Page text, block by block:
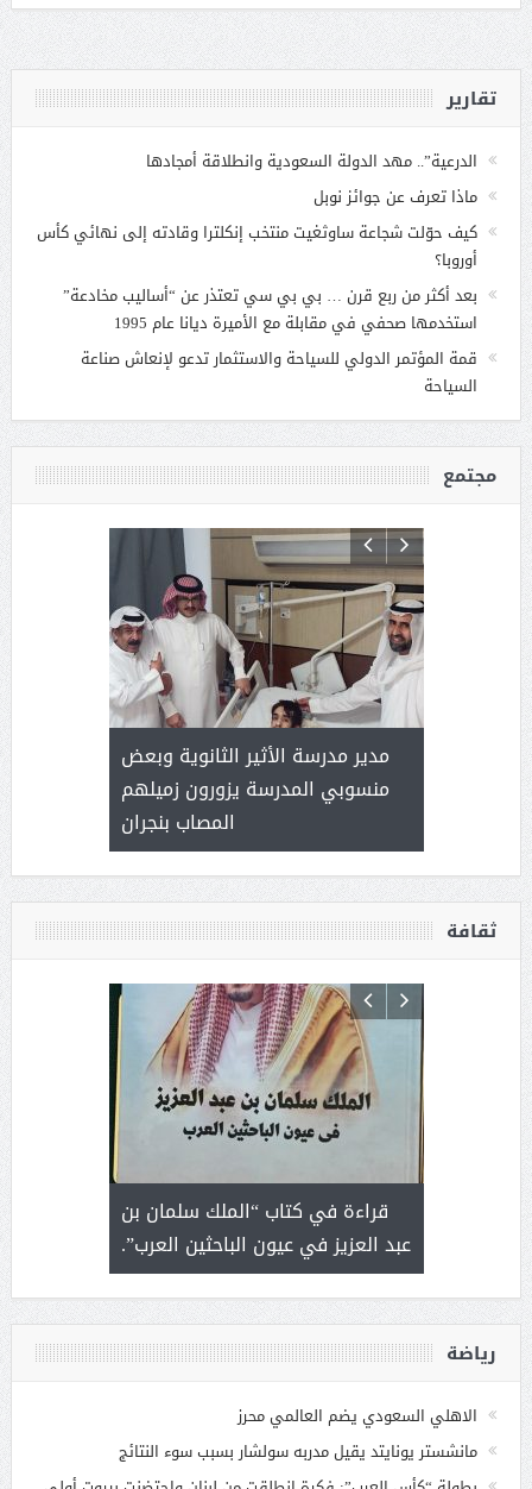
تقارير
الدرعية”.. مهد الدولة السعودية وانطلاقة أمجادها
ماذا تعرف عن جوائز نوبل
كيف حوّلت شجاعة ساوثغيت منتخب إنكلترا وقادته إلى نهائي كأس
أوروبا؟
بعد أكثر من ربع قرن … بي بي سي تعتذر عن “أساليب مخادعة”
استخدمها صحفي في مقابلة مع الأميرة ديانا عام 1995
قمة المؤتمر الدولي للسياحة والاستثمار تدعو لإنعاش صناعة
السياحة
مجتمع
( محمد
مدير مدرسة الأثير الثانوية وبعض
منسوبي المدرسة يزورون زميلهم
المصاب بنجران
) .. ميراث
ثقافة
قراءة في كتاب “الملك سلمان بن
عبد العزيز في عيون الباحثين العرب”.
لايعرف
رياضة
الاهلي السعودي يضم العالمي محرز
مانشستر يونايتد يقيل مدربه سولشار بسبب سوء النتائج